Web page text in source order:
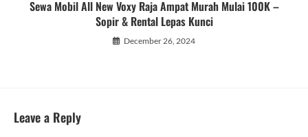
Sewa Mobil All New Voxy Raja Ampat Murah Mulai 100K –
Sopir & Rental Lepas Kunci
December 26, 2024
Leave a Reply